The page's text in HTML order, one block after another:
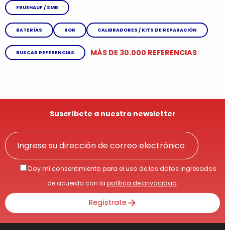
FRUEHAUF / SMB
BATERÍAS ROR CALIBRADORES / KITS DE REPARACIÓN
BUSCAR REFERENCIAS MÁS DE 30.000 REFERENCIAS
Suscríbete a nuestro newsletter
Doy mi consentimiento para el uso de los datos ingresados
de acuerdo con la política de privacidad.
Regístrate